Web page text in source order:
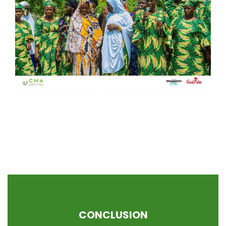
CONCLUSION